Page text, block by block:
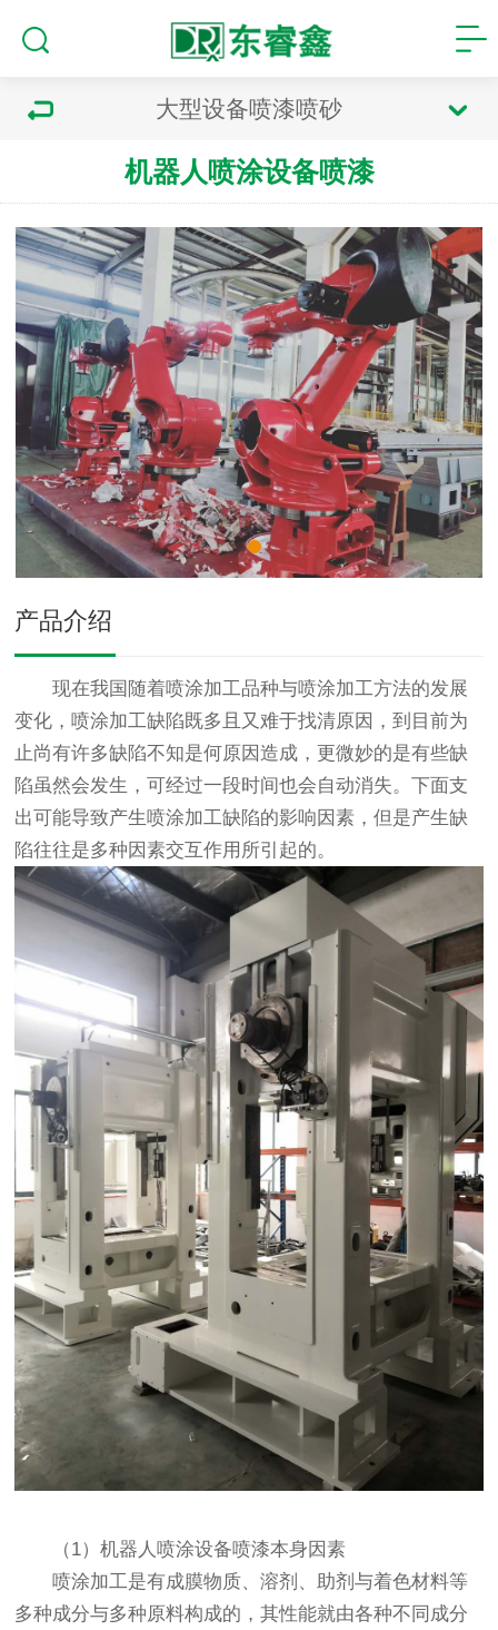
大型设备喷漆喷砂
机器人喷涂设备喷漆
产品介绍
现在我国随着喷涂加工品种与喷涂加工方法的发展
变化，喷涂加工缺陷既多且又难于找清原因，到目前为
止尚有许多缺陷不知是何原因造成，更微妙的是有些缺
陷虽然会发生，可经过一段时间也会自动消失。下面支
出可能导致产生喷涂加工缺陷的影响因素，但是产生缺
陷往往是多种因素交互作用所引起的。
（1）机器人喷涂设备喷漆本身因素
喷涂加工是有成膜物质、溶剂、助剂与着色材料等
多种成分与多种原料构成的，其性能就由各种不同成分